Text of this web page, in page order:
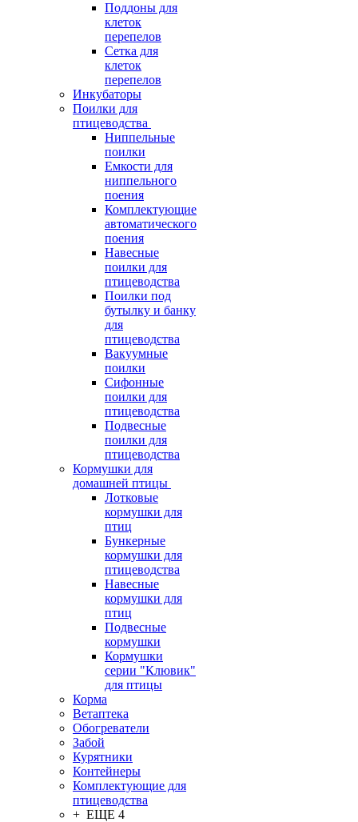
Поддоны для
клеток
перепелов
Сетка для
клеток
перепелов
Инкубаторы
Поилки для
птицеводства
Ниппельные
поилки
Емкости для
ниппельного
поения
Комплектующие
автоматического
поения
Навесные
поилки для
птицеводства
Поилки под
бутылку и банку
для
птицеводства
Вакуумные
поилки
Сифонные
поилки для
птицеводства
Подвесные
поилки для
птицеводства
Кормушки для
домашней птицы
Лотковые
кормушки для
птиц
Бункерные
кормушки для
птицеводства
Навесные
кормушки для
птиц
Подвесные
кормушки
Кормушки
серии "Клювик"
для птицы
Корма
Ветаптека
Обогреватели
Забой
Курятники
Контейнеры
Комплектующие для
птицеводства
+ ЕЩЕ 4